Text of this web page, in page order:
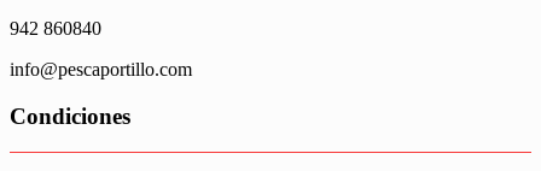
942 860840
info@pescaportillo.com
Condiciones